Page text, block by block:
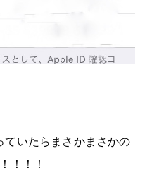
いたらまさかまさかの
！！！